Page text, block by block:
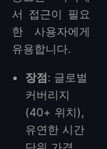
서 접근이 필요
한 사용자에게
유용합니다.
장점: 글로벌
커버리지
(40+ 위치),
유연한 시간